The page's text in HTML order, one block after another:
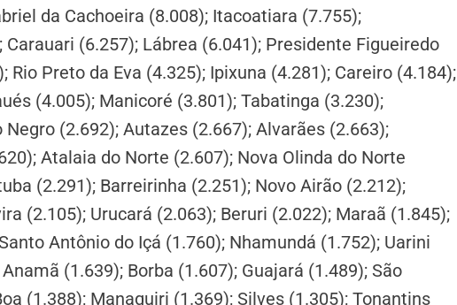
da Cachoeira (8.008); Itacoatiara (7.755);
(6.257); Lábrea (6.041); Presidente Figueiredo
Rio Preto da Eva (4.325); Ipixuna (4.281); Careiro (4.184);
(4.005); Manicoré (3.801); Tabatinga (3.230);
(2.692); Autazes (2.667); Alvarães (2.663);
Atalaia do Norte (2.607); Nova Olinda do Norte
(2.291); Barreirinha (2.251); Novo Airão (2.212);
(2.105); Urucará (2.063); Beruri (2.022); Maraã (1.845);
Antônio do Içá (1.760); Nhamundá (1.752); Uarini
(1.639); Borba (1.607); Guajará (1.489); São
(1.388); Manaquiri (1.369); Silves (1.305); Tonantins